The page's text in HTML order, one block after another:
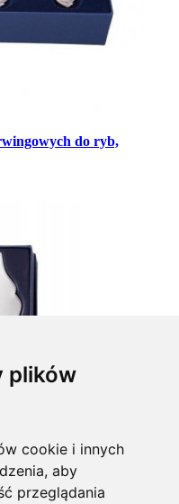
plików
cookie i innych
aby
przeglądania
do ryb,